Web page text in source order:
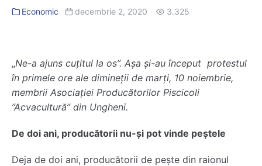
Economic decembrie 2, 2020 3.325
„Ne-a ajuns cuțitul la os”. Așa și-au început protestul
în primele ore ale dimineții de marți, 10 noiembrie,
membrii Asociației Producătorilor Piscicoli
”Acvacultură” din Ungheni.
De doi ani, producătorii nu-și pot vinde peștele
Deja de doi ani, producătorii de pește din raionul